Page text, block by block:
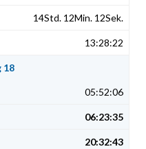
14Std. 12Min. 12Sek.
13:28:22
18
05:52:06
06:23:35
20:32:43